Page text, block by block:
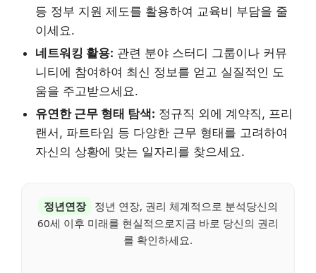
등 정부 지원 제도를 활용하여 교육비 부담을 줄
이세요.
네트워킹 활용: 관련 분야 스터디 그룹이나 커뮤
니티에 참여하여 최신 정보를 얻고 실질적인 도
움을 주고받으세요.
유연한 근무 형태 탐색: 정규직 외에 계약직, 프리
랜서, 파트타임 등 다양한 근무 형태를 고려하여
자신의 상황에 맞는 일자리를 찾으세요.
정년연장
정년 연장, 권리 체계적으로 분석당신의
60세 이후 미래를 현실적으로지금 바로 당신의 권리
를 확인하세요.